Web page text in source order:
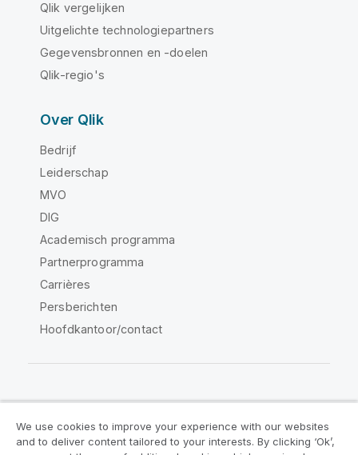
Qlik vergelijken
Uitgelichte technologiepartners
Gegevensbronnen en -doelen
Qlik-regio's
Over Qlik
Bedrijf
Leiderschap
MVO
DIG
Academisch programma
Partnerprogramma
Carrières
Persberichten
Hoofdkantoor/contact
We use cookies to improve your experience with our websites
and to deliver content tailored to your interests. By clicking ‘Ok’,